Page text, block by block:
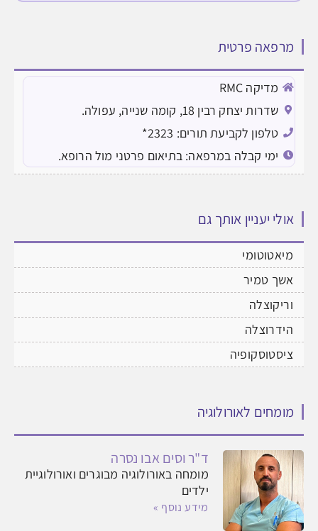
מרפאה פרטית
מדיקה RMC
שדרות יצחק רבין 18, קומה שנייה, עפולה.
טלפון לקביעת תורים: 2323*
ימי קבלה במרפאה: בתיאום פרטני מול הרופא.
אולי יעניין אותך גם
מיאטוטומי
אשך טמיר
וריקוצלה
הידרוצלה
ציסטוסקופיה
מומחים לאורולוגיה
ד"ר וסים אבו נסרה
מומחה באורולוגיה מבוגרים ואורולוגיית
ילדים
מידע נוסף »